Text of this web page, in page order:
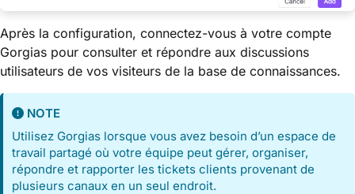
Après la configuration, connectez-vous à votre compte
Gorgias pour consulter et répondre aux discussions
utilisateurs de vos visiteurs de la base de connaissances.
NOTE
Utilisez Gorgias lorsque vous avez besoin d’un espace de
travail partagé où votre équipe peut gérer, organiser,
répondre et rapporter les tickets clients provenant de
plusieurs canaux en un seul endroit.